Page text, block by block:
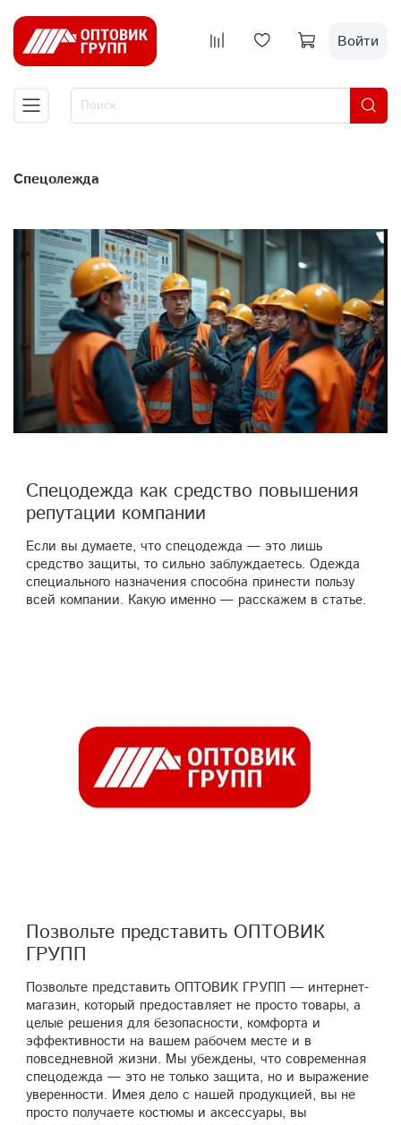
Войти
Спецолежда
Спецодежда как средство повышения
репутации компании
Если вы думаете, что спецодежда — это лишь
средство защиты, то сильно заблуждаетесь. Одежда
специального назначения способна принести пользу
всей компании. Какую именно — расскажем в статье.
Позвольте представить ОПТОВИК
ГРУПП
Позвольте представить ОПТОВИК ГРУПП — интернет-
магазин, который предоставляет не просто товары, а
целые решения для безопасности, комфорта и
эффективности на вашем рабочем месте и в
повседневной жизни. Мы убеждены, что современная
спецодежда — это не только защита, но и выражение
уверенности. Имея дело с нашей продукцией, вы не
просто получаете костюмы и аксессуары, вы